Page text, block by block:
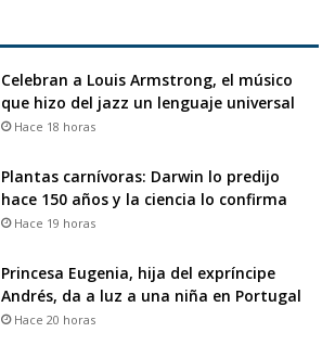
Celebran a Louis Armstrong, el músico
que hizo del jazz un lenguaje universal
Hace 18 horas
Plantas carnívoras: Darwin lo predijo
hace 150 años y la ciencia lo confirma
Hace 19 horas
Princesa Eugenia, hija del expríncipe
Andrés, da a luz a una niña en Portugal
Hace 20 horas